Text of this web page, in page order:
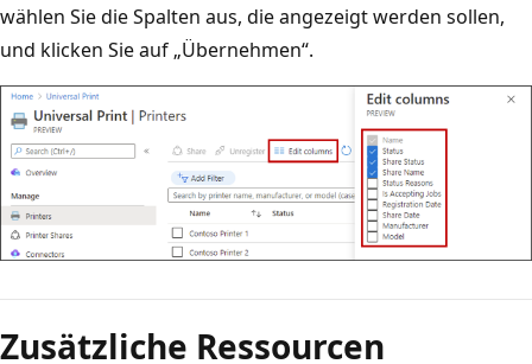
wählen Sie die Spalten aus, die angezeigt werden sollen,
und klicken Sie auf „Übernehmen“.
Zusätzliche Ressourcen